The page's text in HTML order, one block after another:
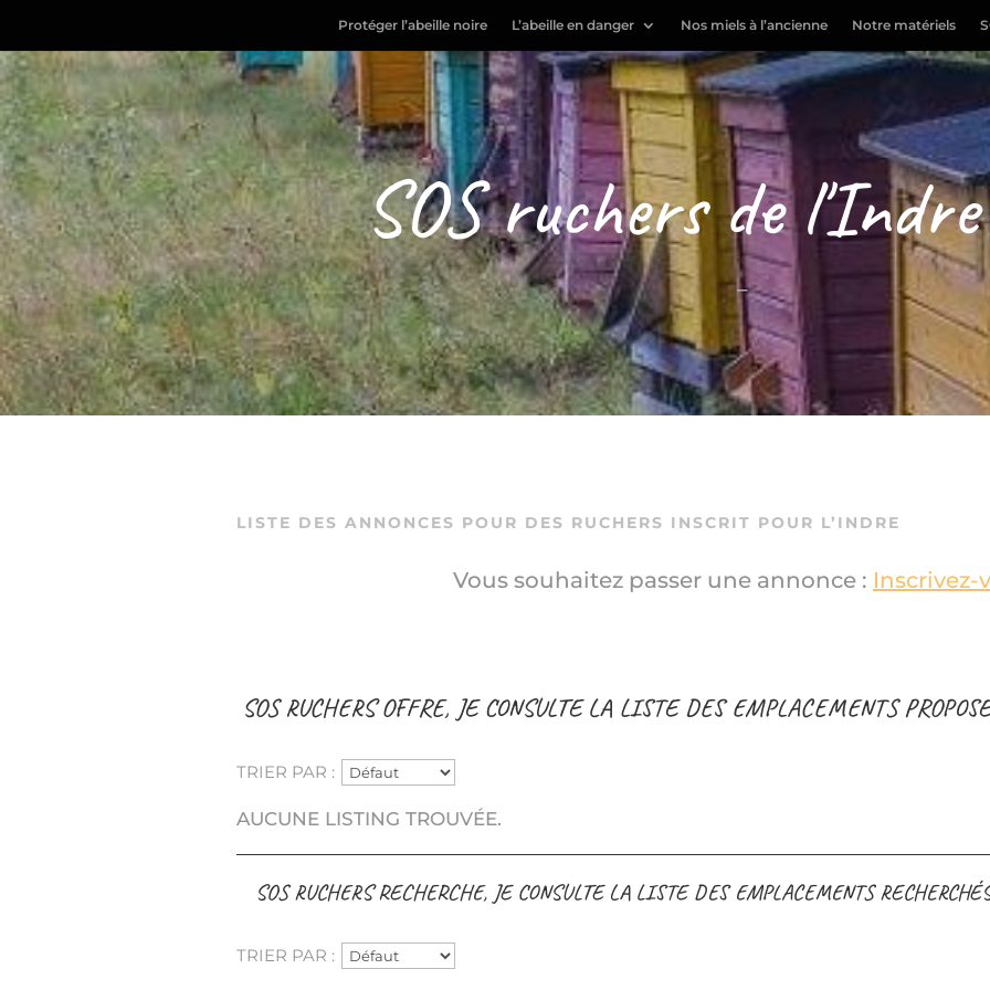
Protéger l’abeille noire L’abeille en danger Nos miels à l’ancienne Notre matériels
SOS ruchers de
–
LISTE DES ANNONCES POUR DES RUCHERS INSCRIT POUR L’INDRE
Vous souhaitez passer une annonce : Inscrivez-
SOS RUCHERS OFFRE, JE CONSULTE LA LISTE DES EMPLACEMENTS
TRIER PAR :
AUCUNE LISTING TROUVÉE.
SOS RUCHERS RECHERCHE, JE CONSULTE LA LISTE DES EMPLACEMENTS
TRIER PAR :